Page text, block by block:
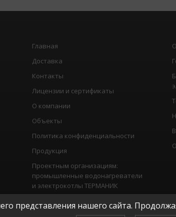
Главная
Доставка
Контакты
Лицензии и сертификаты
О компании
Объекты
Политика конфиденциальности
Продукция
Проектным организациям:
промышленные водонагреватели
и электрокотлы ТЕРМАНИК
Копирайт © 2026, "
представления нашего сайта.